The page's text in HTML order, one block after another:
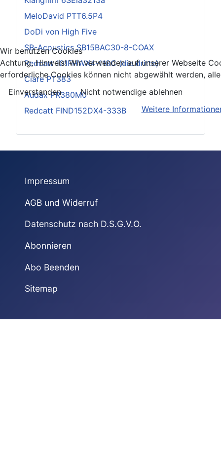
MeloDavid PTT6.5P4
DoDi von High Five
SB-Acoustics SB15BAC30-8-COAX
Redcatt 101FHWX4-118C (die dritte)
Ciare PT383
Audax PR380M0
Redcatt FIND152DX4-333B
Impressum
AGB und Widerruf
Datenschutz nach D.S.G.V.O.
Abonnieren
Abo Beenden
Sitemap
Wir benutzen Cookies
Achtung, Hinweis! Wir verwenden auf unserer Webseite
erforderliche Cookies können nicht abgewählt werden,
Einverstanden
Nicht notwendige ablehnen
Weitere